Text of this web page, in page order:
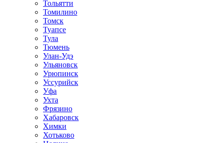
Тольятти
Томилино
Томск
Туапсе
Тула
Тюмень
Улан-Удэ
Ульяновск
Урюпинск
Уссурийск
Уфа
Ухта
Фрязино
Хабаровск
Химки
Хотьково